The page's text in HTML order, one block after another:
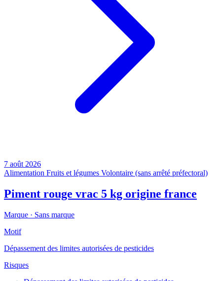
7 août 2026
Alimentation Fruits et légumes Volontaire (sans arrêté préfectoral)
Piment rouge vrac 5 kg origine france
Marque · Sans marque
Motif
Dépassement des limites autorisées de pesticides
Risques